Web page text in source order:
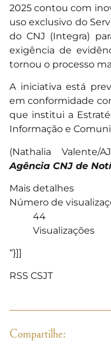
2025 contou com
uso exclusivo do
do CNJ (Integra)
exigência de
tornou o processo
A iniciativa está
em conformidade
que institui a
Informação e
(Nathalia Valente/
Agência CNJ de
Mais detalhes
Número de
44
Visualizações
“}]]
RSS CSJT
Compartilhe: